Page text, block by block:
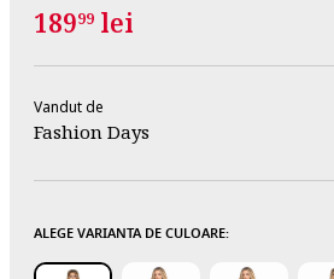
18999 lei
Vandut de
Fashion Days
ALEGE VARIANTA DE CULOARE: